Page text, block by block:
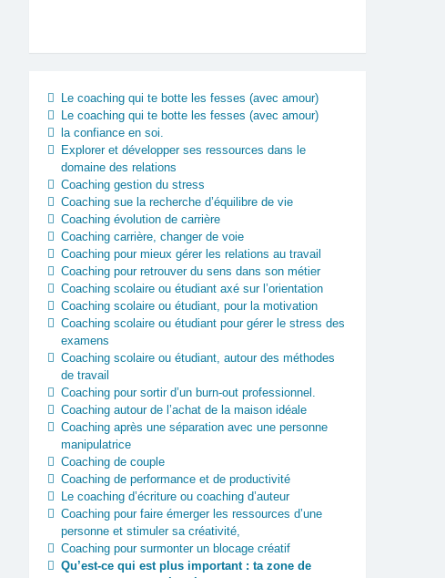
Le coaching qui te botte les fesses (avec amour)
Le coaching qui te botte les fesses (avec amour)
la confiance en soi.
Explorer et développer ses ressources dans le
domaine des relations
Coaching gestion du stress
Coaching sue la recherche d’équilibre de vie
Coaching évolution de carrière
Coaching carrière, changer de voie
Coaching pour mieux gérer les relations au travail
Coaching pour retrouver du sens dans son métier
Coaching scolaire ou étudiant axé sur l’orientation
Coaching scolaire ou étudiant, pour la motivation
Coaching scolaire ou étudiant pour gérer le stress des
examens
Coaching scolaire ou étudiant, autour des méthodes
de travail
Coaching pour sortir d’un burn-out professionnel.
Coaching autour de l’achat de la maison idéale
Coaching après une séparation avec une personne
manipulatrice
Coaching de couple
Coaching de performance et de productivité
Le coaching d’écriture ou coaching d’auteur
Coaching pour faire émerger les ressources d’une
personne et stimuler sa créativité,
Coaching pour surmonter un blocage créatif
Qu’est‑ce qui est plus important : ta zone de